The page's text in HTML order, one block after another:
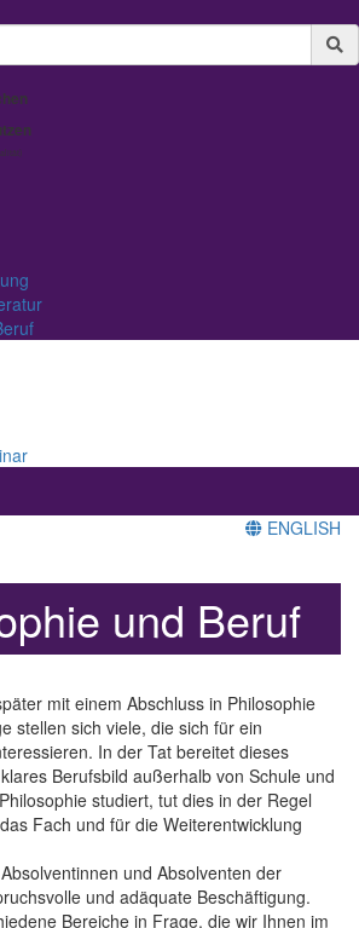
ENGLISH
und Beruf
mit einem Abschluss in Philosophie
stellen sich viele, die sich für ein
In der Tat bereitet dieses
Berufsbild außerhalb von Schule und
studiert, tut dies in der Regel
Fach und für die Weiterentwicklung
und Absolventen der
und adäquate Beschäftigung.
Bereiche in Frage, die wir Ihnen im